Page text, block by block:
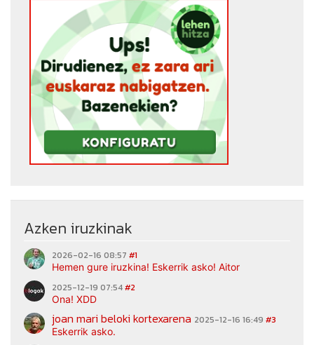
Azken iruzkinak
2026-02-16 08:57 #1
Hemen gure iruzkina! Eskerrik asko! Aitor
2025-12-19 07:54#2
Ona! XDD
joan mari beloki kortexarena 2025-12-16 16:49 #3
Eskerrik asko.